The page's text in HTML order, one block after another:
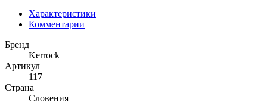
Характеристики
Комментарии
Бренд
Kerrock
Артикул
117
Страна
Словения